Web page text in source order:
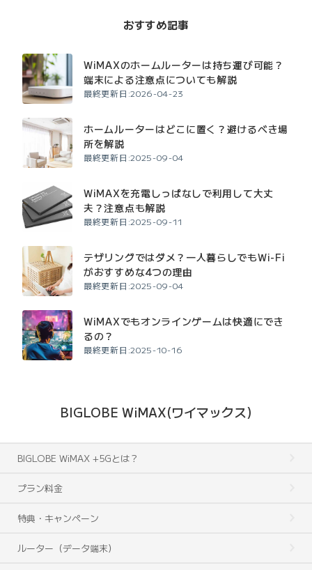
おすすめ記事
WiMAXのホームルーターは持ち運び可能？
端末による注意点についても解説
最終更新日:2026-04-23
ホームルーターはどこに置く？避けるべき場
所を解説
最終更新日:2025-09-04
WiMAXを充電しっぱなしで利用して大丈
夫？注意点も解説
最終更新日:2025-09-11
テザリングではダメ？一人暮らしでもWi-Fi
がおすすめな4つの理由
最終更新日:2025-09-04
WiMAXでもオンラインゲームは快適にでき
るの？
最終更新日:2025-10-16
BIGLOBE WiMAX(ワイマックス)
BIGLOBE WiMAX +5Gとは？
プラン料金
特典・キャンペーン
ルーター（データ端末）